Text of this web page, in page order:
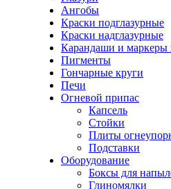
Ангобы
Краски подглазурные
Краски надглазурные
Карандаши и маркеры
Пигменты
Гончарные круги
Печи
Огневой припас
Капсель
Стойки
Плиты
Подставки
Оборудование
Боксы для
Глиномялки